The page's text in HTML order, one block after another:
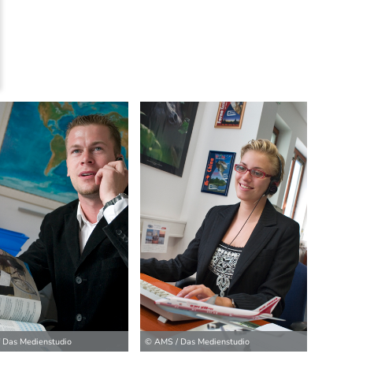
Medienstudio © AMS / Das Medienstudio